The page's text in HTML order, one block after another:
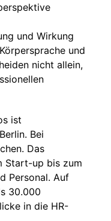
und Wirkung
und
nicht allein,
ist
Bei
Das
Start-up bis zum
Personal. Auf
30.000
in die HR-